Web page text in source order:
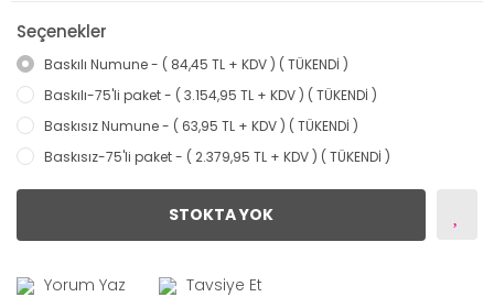
Seçenekler
Baskılı Numune - ( 84,45 TL + KDV ) ( TÜKENDİ )
Baskılı-75'li paket - ( 3.154,95 TL + KDV ) ( TÜKENDİ )
Baskısız Numune - ( 63,95 TL + KDV ) ( TÜKENDİ )
Baskısız-75'li paket - ( 2.379,95 TL + KDV ) ( TÜKENDİ )
STOKTA YOK
Yorum Yaz Tavsiye Et